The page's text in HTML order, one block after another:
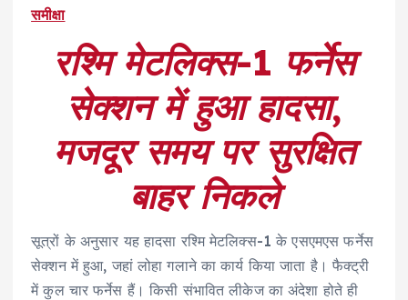
समीक्षा
रश्मि मेटलिक्स-1 फर्नेस
सेक्शन में हुआ हादसा,
मजदूर समय पर सुरक्षित
बाहर निकले
सूत्रों के अनुसार यह हादसा रश्मि मेटलिक्स-1 के एसएमएस फर्नेस
सेक्शन में हुआ, जहां लोहा गलाने का कार्य किया जाता है। फैक्ट्री
में कुल चार फर्नेस हैं। किसी संभावित लीकेज का अंदेशा होते ही